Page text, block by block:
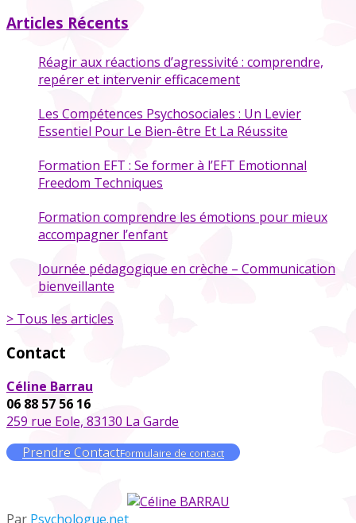
Articles Récents
Réagir aux réactions d’agressivité : comprendre,
repérer et intervenir efficacement
Les Compétences Psychosociales : Un Levier
Essentiel Pour Le Bien-être Et La Réussite
Formation EFT : Se former à l’EFT Emotionnal
Freedom Techniques
Formation comprendre les émotions pour mieux
accompagner l’enfant
Journée pédagogique en crèche – Communication
bienveillante
> Tous les articles
Contact
Céline Barrau
06 88 57 56 16
259 rue Eole, 83130 La Garde
Prendre ContactFormulaire de contact
Par Psychologue.net